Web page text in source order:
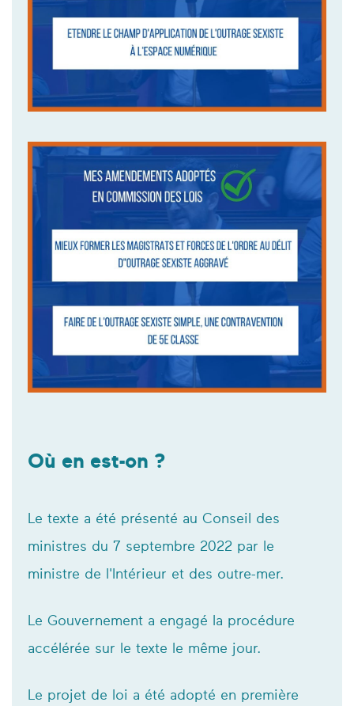
Où en est-on ?
Le texte a été présenté au Conseil des
ministres du 7 septembre 2022 par le
ministre de l'Intérieur et des outre-mer.
Le Gouvernement a engagé la procédure
accélérée sur le texte le même jour.
Le projet de loi a été adopté en première